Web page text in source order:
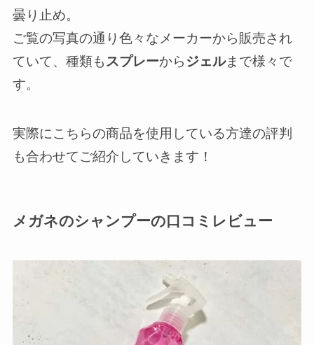
曇り止め。
ご覧の写真の通り色々なメーカーから販売され
ていて、種類も スプレーから ジェルまで様々で
す。
実際にこちらの商品を使用している方達の評判
も合わせてご紹介していきます！
メガネのシャンプーの口コミレビュー